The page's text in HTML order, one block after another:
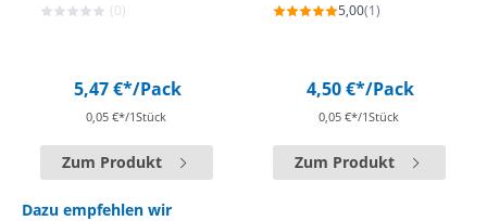
(0)
5,47 €*/Pack
0,05 €*/1Stück
Zum Produkt
5,00(1)
4,50 €*/Pack
0,05 €*/1Stück
Zum Produkt
Dazu empfehlen wir